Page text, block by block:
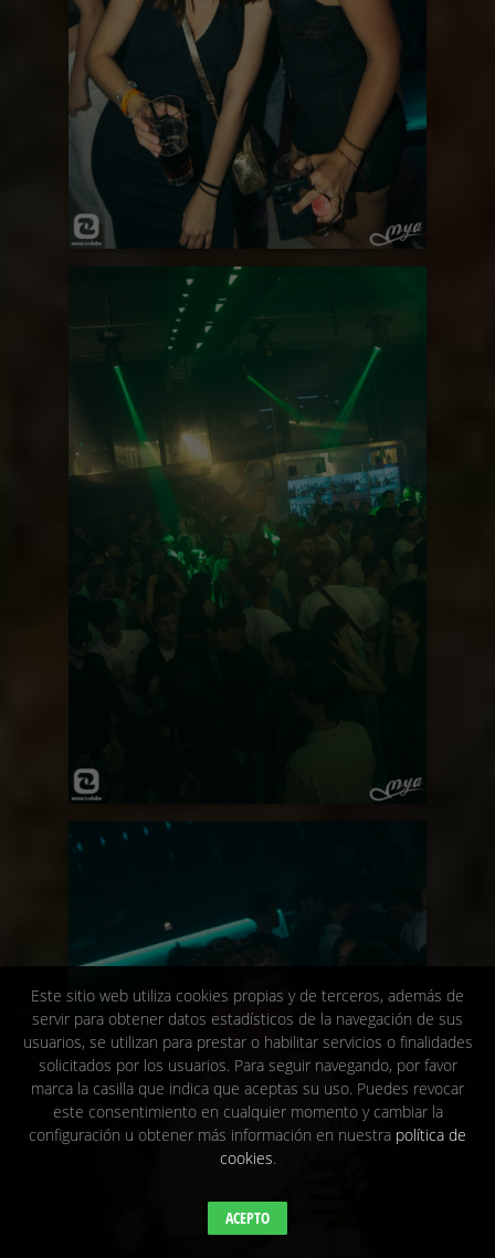
Este sitio web utiliza cookies propias y de terceros, además de
servir para obtener datos estadísticos de la navegación de sus
usuarios, se utilizan para prestar o habilitar servicios o finalidades
solicitados por los usuarios. Para seguir navegando, por favor
marca la casilla que indica que aceptas su uso. Puedes revocar
este consentimiento en cualquier momento y cambiar la
configuración u obtener más información en nuestra política de
cookies.
ACEPTO